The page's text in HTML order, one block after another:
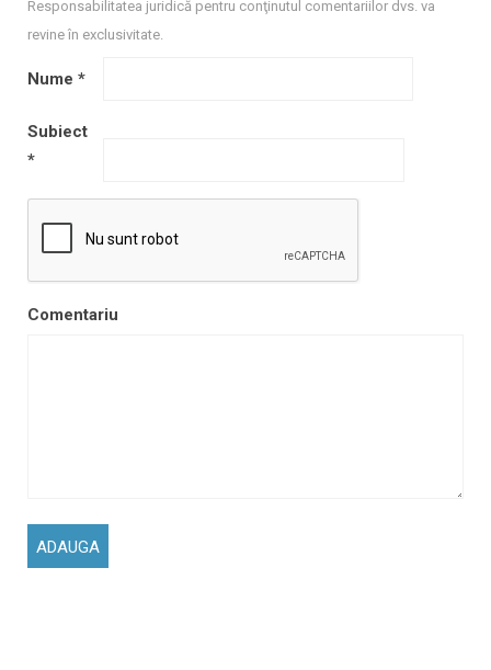
Responsabilitatea juridică pentru conţinutul comentariilor dvs. va
revine în exclusivitate.
Nume *
Subiect
*
Comentariu